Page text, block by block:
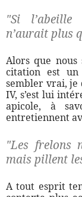
"Si
n’aurait plus
Alors que nous
citation est
sembler vrai, je
IV, s’est lui
apicole, à
entretiennent
"Les frelons
mais pillent
A tout esprit